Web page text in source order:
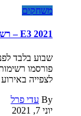
משחקים
E3 2021 – רשימת כל המשחקים שיופיעו באירוע
שבוע בלבד
לצפייה
By עדי פרל
יוני 7, 2021